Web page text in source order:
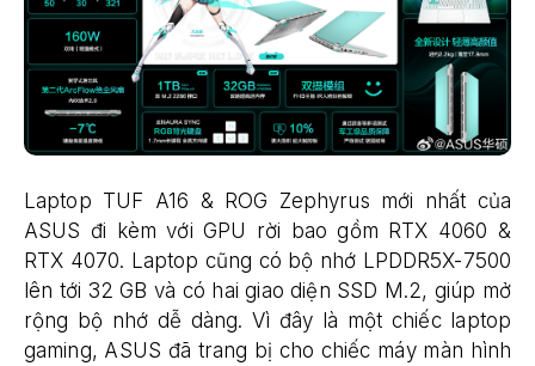
Laptop TUF A16 & ROG Zephyrus mới nhất của
ASUS đi kèm với GPU rời bao gồm RTX 4060 &
RTX 4070. Laptop cũng có bộ nhớ LPDDR5X-7500
lên tới 32 GB và có hai giao diện SSD M.2, giúp mở
rộng bộ nhớ dễ dàng. Vì đây là một chiếc laptop
gaming, ASUS đã trang bị cho chiếc máy màn hình